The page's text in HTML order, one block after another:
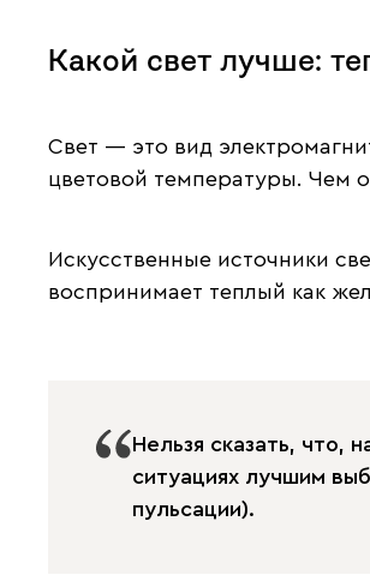
Какой свет лучше:
Свет — это вид
цветовой температуры. Чем
Искусственные источники
воспринимает теплый как
Нельзя сказать, что,
ситуациях лучшим
пульсации).